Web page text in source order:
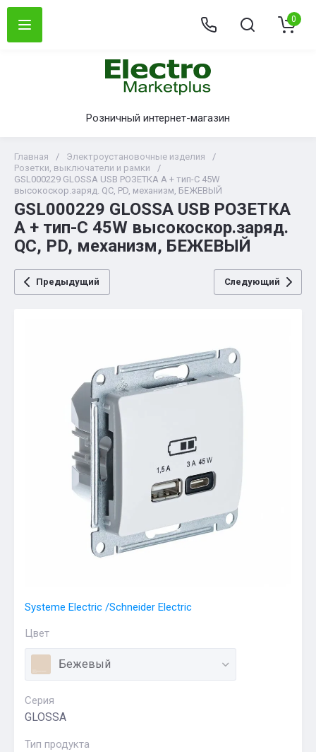
Розничный интернет-магазин
0
Главная / Электроустановочные изделия
/
Розетки, выключатели и рамки
/
GSL000229 GLOSSA USB РОЗЕТКА A + тип-C 45W
высокоскор.заряд. QC, PD, механизм, БЕЖЕВЫЙ
GSL000229 GLOSSA USB РОЗЕТКА
A + тип-C 45W высокоскор.заряд.
QC, PD, механизм, БЕЖЕВЫЙ
Предыдущий Следующий
Systeme Electric /Schneider Electric
Цвет
Бежевый
Серия
GLOSSA
Тип продукта